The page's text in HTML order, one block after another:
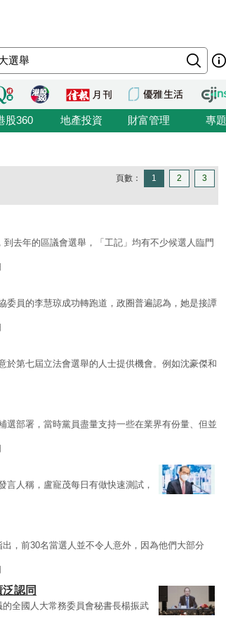
股360 地產投資 財富管理 專題
頁數： 1 2 3
到去年的區議會選舉，「工記」均有不少候選人臨門
委員的李慧琼成功轉跑道，政圈普遍認為，她是接譚
於第七屆立法會選舉的人士提供機會。例如沈豪傑和
選部署，當時黨員盡量支持一些在業界有份量、但並
言人稱，盧寵茂每日有做快速測試，
，前30名當選人並不令人意外，因為他們大部分
認同
全國人大常務委員會秘書長楊振武